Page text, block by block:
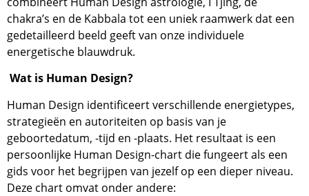
chakra’s en de Kabbala tot een uniek raamwerk dat een
gedetailleerd beeld geeft van onze individuele
energetische blauwdruk.
Wat is Human Design?
Human Design identificeert verschillende energietypes,
strategieën en autoriteiten op basis van je
geboortedatum, -tijd en -plaats. Het resultaat is een
persoonlijke Human Design-chart die fungeert als een
gids voor het begrijpen van jezelf op een dieper niveau.
Deze chart omvat onder andere: